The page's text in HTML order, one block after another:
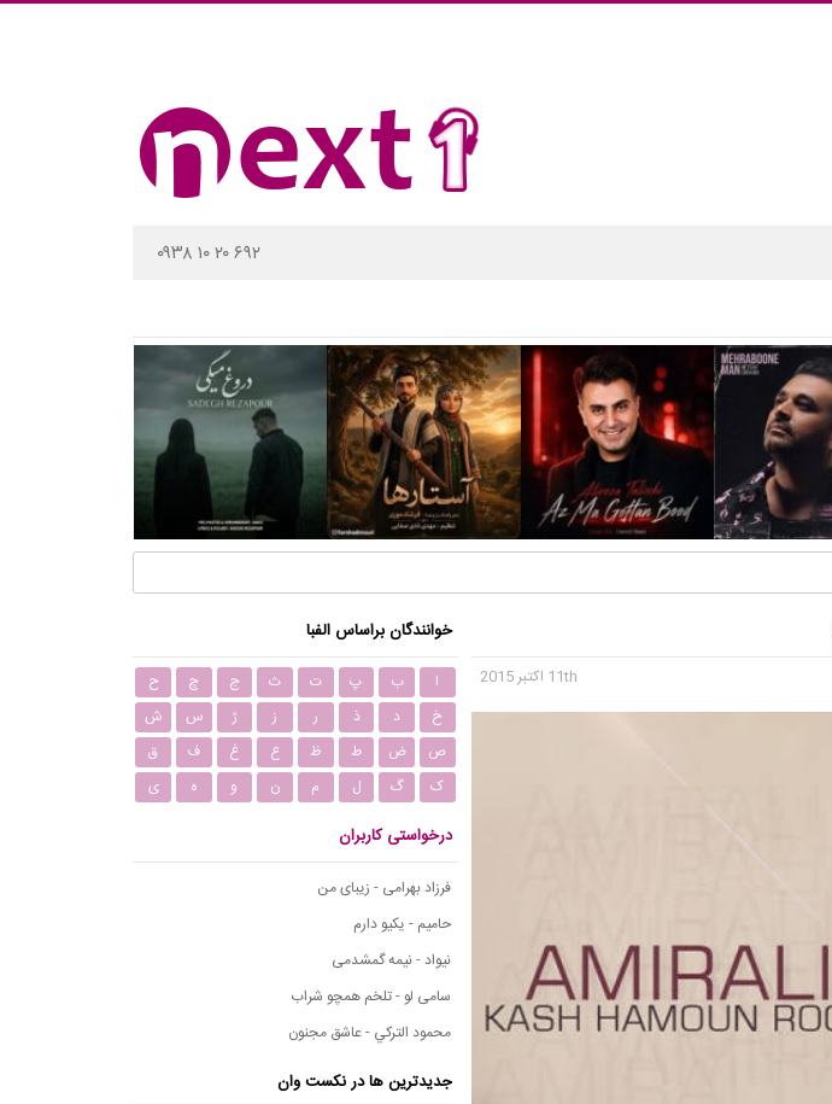
۰۹۳۸ ۱۰ ۲۰ ۶۹۲
11th اکتبر 2015
خوانندگان براساس الفبا
ا ب پ ت ث ج چ
ح
خ
د ذ ر ز ژ س
ش
ص
ض ط ظ ع غ ف
ق
ک
گ ل م ن و ه ی
درخواستی کاربران
فرزاد بهرامی - زیبای من
حامیم - یکیو دارم
نیواد - نیمه گمشدمی
سامی لو - تلخم همچو شراب
محمود التركي - عاشق مجنون
جدیدترین ها در نکست وان